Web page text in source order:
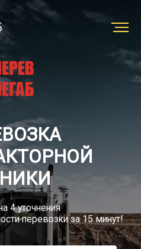
8 (800) 505-40-85
по России бесплатный
Заказать
4 уточнения
перевозки за 15 минут!